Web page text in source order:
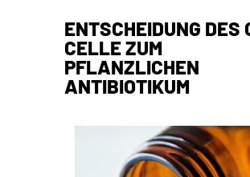
ENTSCHEIDUNG DES
CELLE ZUM
PFLANZLICHEN
ANTIBIOTIKUM